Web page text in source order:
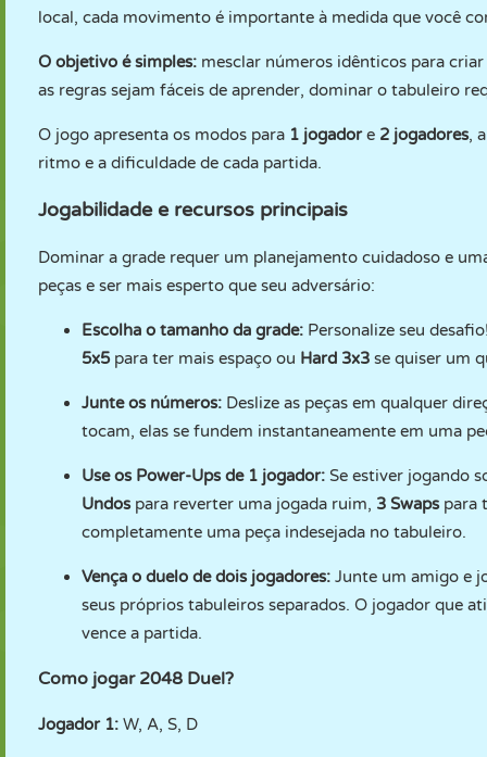
local, cada movimento é importante à medida que você
O objetivo é simples: mesclar números idênticos para
as regras sejam fáceis de aprender, dominar o tabuleiro
O jogo apresenta os modos para 1 jogadore 2 jogadores,
ritmo e a dificuldade de cada partida.
Jogabilidade e recursos principais
Dominar a grade requer um planejamento cuidadoso e
peças e ser mais esperto que seu adversário:
Escolha o tamanho da grade: Personalize seu
5x5para ter mais espaço ou Hard 3x3 se quiser um
Junte os números: Deslize as peças em qualquer
tocam, elas se fundem instantaneamente em uma
Use os Power-Ups de 1 jogador: Se estiver jogando
Undospara reverter uma jogada ruim, 3 Swapspara
completamente uma peça indesejada no tabuleiro.
Vença o duelo de dois jogadores: Junte um amigo e
seus próprios tabuleiros separados. O jogador que
vence a partida.
Como jogar 2048 Duel?
Jogador 1: W, A, S, D